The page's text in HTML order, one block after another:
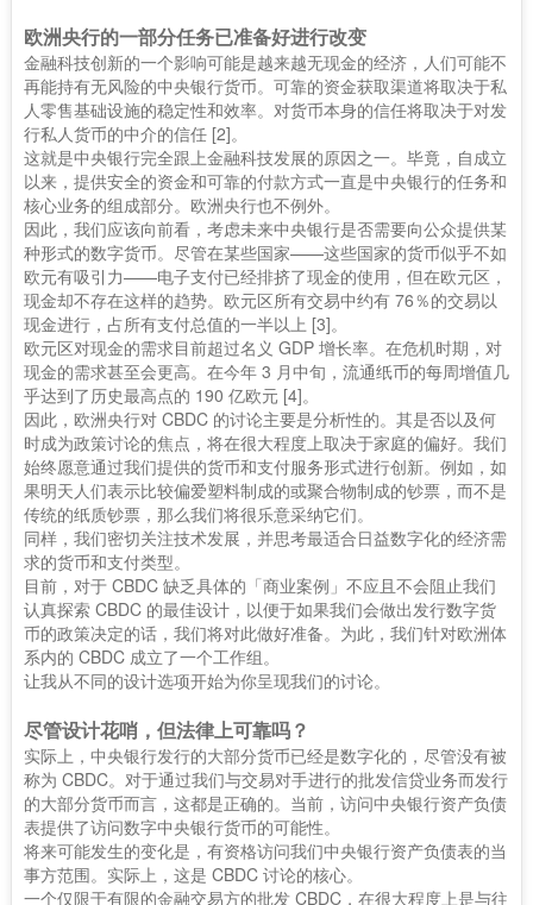
欧洲央行的一部分任务已准备好进行改变
金融科技创新的一个影响可能是越来越无现金的经济，人们可能不
再能持有无风险的中央银行货币。可靠的资金获取渠道将取决于私
人零售基础设施的稳定性和效率。对货币本身的信任将取决于对发
行私人货币的中介的信任 [2]。
这就是中央银行完全跟上金融科技发展的原因之一。毕竟，自成立
以来，提供安全的资金和可靠的付款方式一直是中央银行的任务和
核心业务的组成部分。欧洲央行也不例外。
因此，我们应该向前看，考虑未来中央银行是否需要向公众提供某
种形式的数字货币。尽管在某些国家——这些国家的货币似乎不如
欧元有吸引力——电子支付已经排挤了现金的使用，但在欧元区，
现金却不存在这样的趋势。欧元区所有交易中约有 76％的交易以
现金进行，占所有支付总值的一半以上 [3]。
欧元区对现金的需求目前超过名义 GDP 增长率。在危机时期，对
现金的需求甚至会更高。在今年 3 月中旬，流通纸币的每周增值几
乎达到了历史最高点的 190 亿欧元 [4]。
因此，欧洲央行对 CBDC 的讨论主要是分析性的。其是否以及何
时成为政策讨论的焦点，将在很大程度上取决于家庭的偏好。我们
始终愿意通过我们提供的货币和支付服务形式进行创新。例如，如
果明天人们表示比较偏爱塑料制成的或聚合物制成的钞票，而不是
传统的纸质钞票，那么我们将很乐意采纳它们。
同样，我们密切关注技术发展，并思考最适合日益数字化的经济需
求的货币和支付类型。
目前，对于 CBDC 缺乏具体的「商业案例」不应且不会阻止我们
认真探索 CBDC 的最佳设计，以便于如果我们会做出发行数字货
币的政策决定的话，我们将对此做好准备。为此，我们针对欧洲体
系内的 CBDC 成立了一个工作组。
让我从不同的设计选项开始为你呈现我们的讨论。
尽管设计花哨，但法律上可靠吗？
实际上，中央银行发行的大部分货币已经是数字化的，尽管没有被
称为 CBDC。对于通过我们与交易对手进行的批发信贷业务而发行
的大部分货币而言，这都是正确的。当前，访问中央银行资产负债
表提供了访问数字中央银行货币的可能性。
将来可能发生的变化是，有资格访问我们中央银行资产负债表的当
事方范围。实际上，这是 CBDC 讨论的核心。
一个仅限于有限的金融交易方的批发 CBDC，在很大程度上是与往